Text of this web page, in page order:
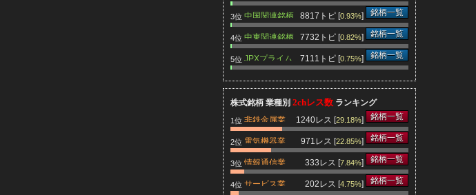
柄
3位 中国関連銘柄 8817トピ [0.93%] 銘柄一覧
4位 中東関連銘柄 7732トピ [0.82%] 銘柄一覧
5位 JPXプライム
150関連銘柄
7111トピ [0.75%] 銘柄一覧
株式銘柄 業種別 2chレス数 ランキング
1位 非鉄金属業 1240レス [29.18%] 銘柄一覧
2位 電気機器業 971レス [22.85%] 銘柄一覧
3位 情報通信業 333レス [7.84%] 銘柄一覧
4位 サービス業 202レス [4.75%] 銘柄一覧